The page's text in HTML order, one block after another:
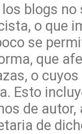
blogs
o que
se
que
o
Esto
de
de